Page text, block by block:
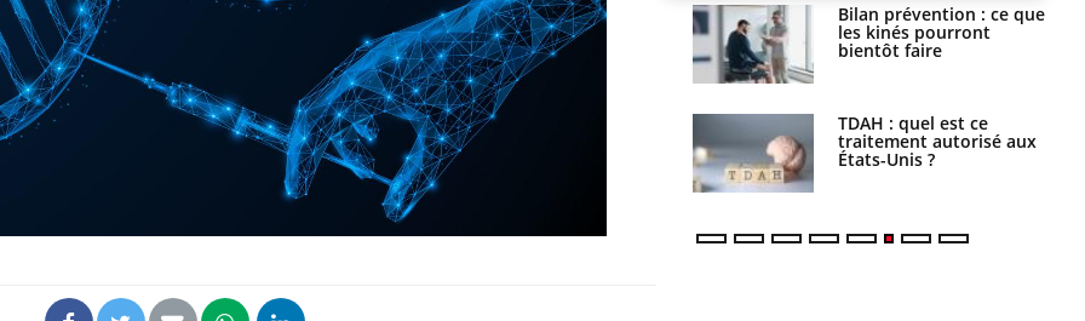
Légionellose en Suisse :
Allergies alimentaires :
une nouvelle arme contre
les réactions sévères
Bilan prévention : ce que
les kinés pourront
bientôt faire
TDAH : quel est ce
traitement autorisé aux
États-Unis ?
Intolérance au gluten : les
nouvelles
recommandations de la
Insuffisance cardiaque :
comment mieux la
prévenir